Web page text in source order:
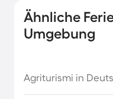
Ähnliche
Umgebung
Agriturismi in